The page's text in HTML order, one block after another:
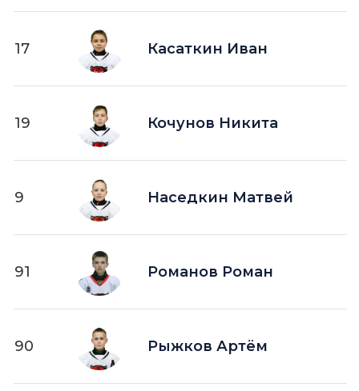
17 Касаткин Иван
19 Кочунов Никита
9 Наседкин Матвей
91 Романов Роман
90 Рыжков Артём